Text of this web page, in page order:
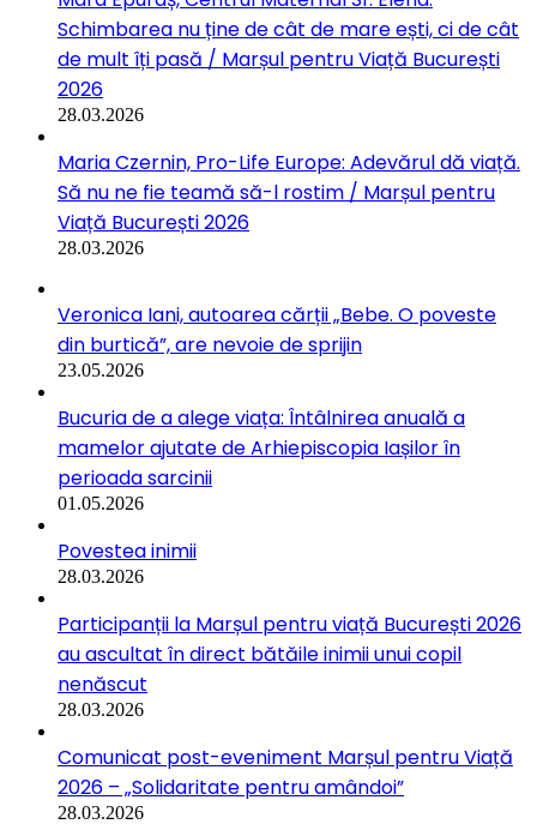
Schimbarea nu ține de cât de mare ești, ci de cât
de mult îți pasă / Marșul pentru Viață București
2026
28.03.2026
Maria Czernin, Pro-Life Europe: Adevărul dă viață.
Să nu ne fie teamă să-l rostim / Marșul pentru
Viață București 2026
28.03.2026
Veronica Iani, autoarea cărții „Bebe. O poveste
din burtică”, are nevoie de sprijin
23.05.2026
Bucuria de a alege viața: Întâlnirea anuală a
mamelor ajutate de Arhiepiscopia Iașilor în
perioada sarcinii
01.05.2026
Povestea inimii
28.03.2026
Participanții la Marșul pentru viață București 2026
au ascultat în direct bătăile inimii unui copil
nenăscut
28.03.2026
Comunicat post-eveniment Marșul pentru Viață
2026 – „Solidaritate pentru amândoi”
28.03.2026